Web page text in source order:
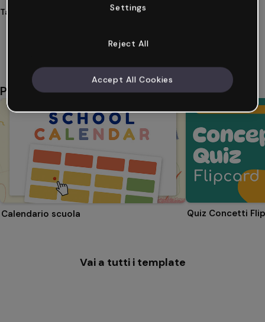
Tags
Potrebbe piacerti anche
Calendario scuola Quiz Concetti
Vai a tutti i template
Settings
Reject All
Accept All Cookies